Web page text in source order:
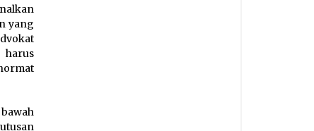
yang
harus